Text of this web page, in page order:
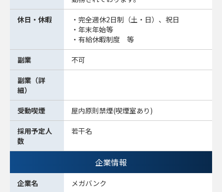
休日・休暇
・完全週休2日制（土・日）、祝日
・年末年始等
・有給休暇制度 等
副業 不可
副業（詳
細）
受動喫煙 屋内原則禁煙(喫煙室あり)
採用予定人
数
若干名
企業情報
企業名 メガバンク